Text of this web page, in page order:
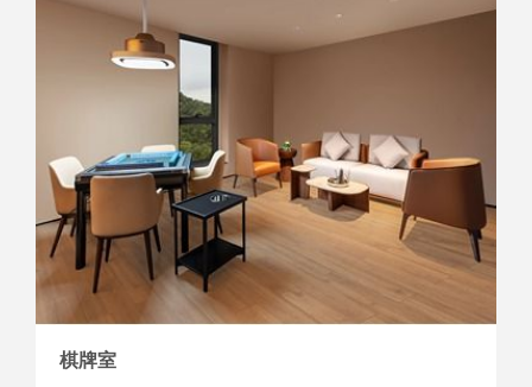
棋牌室